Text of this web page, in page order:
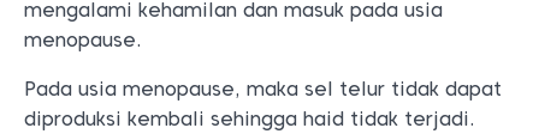
mengalami kehamilan dan masuk pada usia
menopause.
Pada usia menopause, maka sel telur tidak dapat
diproduksi kembali sehingga haid tidak terjadi.